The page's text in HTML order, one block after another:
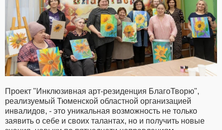
Проект "Инклюзивная арт-резиденция БлагоТворю",
реализуемый Тюменской областной организацией
инвалидов, - это уникальная возможность не только
заявить о себе и своих талантах, но и получить новые